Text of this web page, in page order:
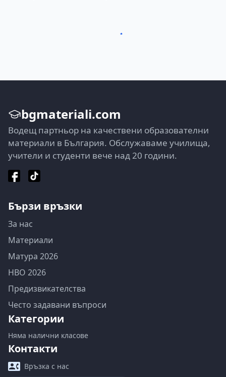
bgmateriali.com
Водещ партньор на качествени образователни
материали в България. Обслужаваме училища,
учители и студенти вече над 20 години.
Бързи връзки
За нас
Материали
Матура 2026
НВО 2026
Предизвикателства
Често задавани въпроси
Категории
Няма налични класове
Контакти
Връзка с нас